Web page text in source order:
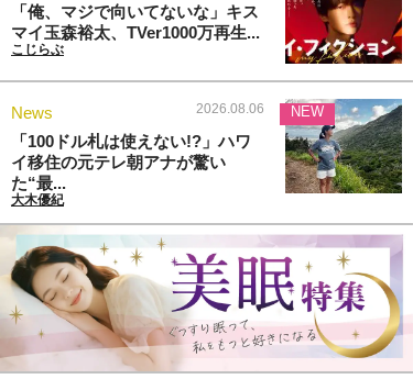
「俺、マジで向いてないな」キス
マイ玉森裕太、TVer1000万再生...
こじらぶ
News 2026.08.06
「100ドル札は使えない!?」ハワ
イ移住の元テレ朝アナが驚い
た“最...
大木優紀
NEW